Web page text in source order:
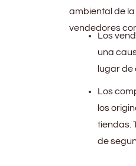
ambiental de
vendedores
Los
una
lugar de
Los
los
tiendas.
de